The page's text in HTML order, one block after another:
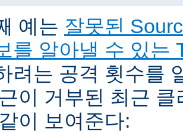
예는 잘못된
를 알아낼 수 있는
려는 공격 횟수를
이 거부된 최근
이 보여준다: